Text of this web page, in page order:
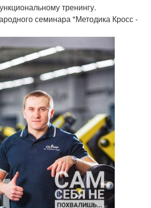
тренингу.
семинара "Методика Кросс -